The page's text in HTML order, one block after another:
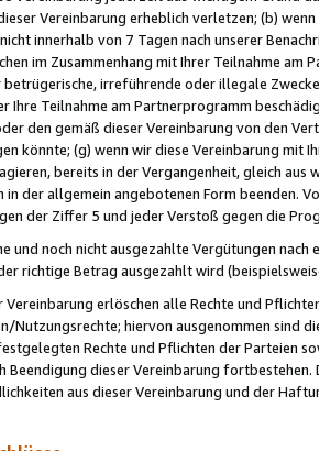
Vereinbarung erheblich verletzen; (b)
innerhalb von 7 Tagen nach unserer
im Zusammenhang mit Ihrer Teilnahme am
irreführende oder illegale
Ihre Teilnahme am Partnerprogramm
den gemäß dieser Vereinbarung von den
könnte; (g) wenn wir diese Vereinbarung mit
bereits in der Vergangenheit, gleich
der allgemein angebotenen Form beenden.
der Ziffer 5 und jeder Verstoß gegen die
und noch nicht ausgezahlte Vergütungen
richtige Betrag ausgezahlt wird
Vereinbarung erlöschen alle Rechte und
Nutzungsrechte; hiervon ausgenommen sind
Rechte und Pflichten der Parteien
Beendigung dieser Vereinbarung
aus dieser Vereinbarung und der